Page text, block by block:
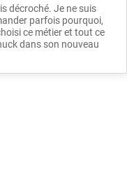
décroché. Je ne suis
parfois pourquoi,
ce métier et tout ce
dans son nouveau